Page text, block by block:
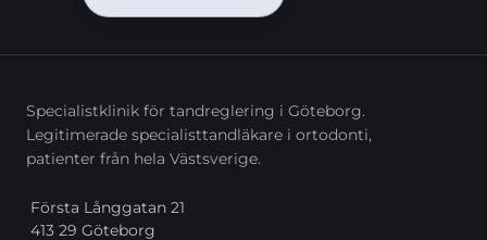
Specialistklinik för tandreglering i Göteborg.
Legitimerade specialisttandläkare i ortodonti,
patienter från hela Västsverige.
Första Långgatan 21
413 29 Göteborg